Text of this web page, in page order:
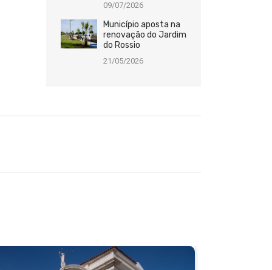
09/07/2026
Município aposta na
renovação do Jardim
do Rossio
21/05/2026